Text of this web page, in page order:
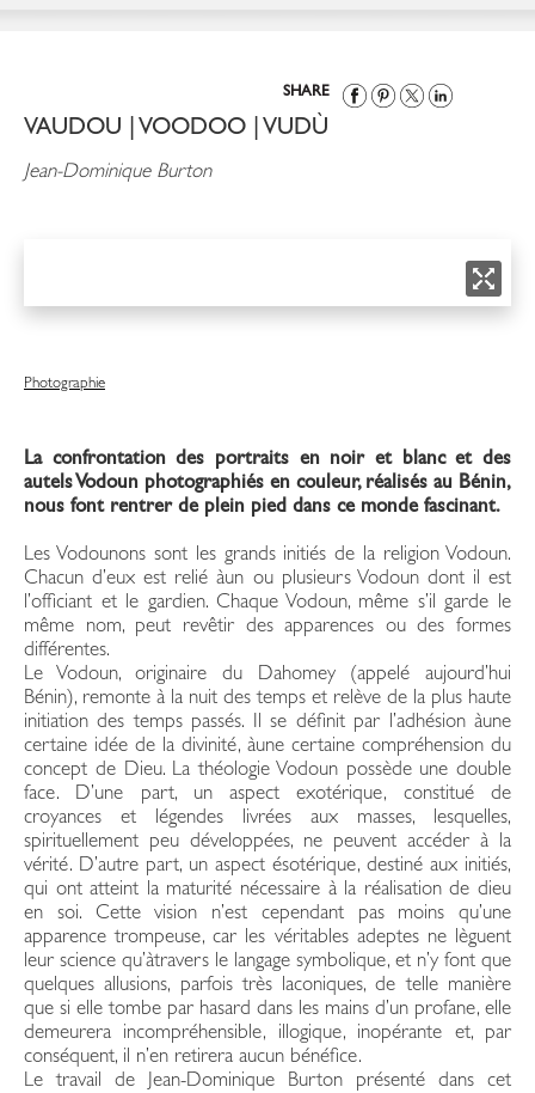
SHARE
VAUDOU | VOODOO | VUDÙ
Jean-Dominique Burton
Photographie
La confrontation des portraits en noir et blanc et des
autels Vodoun photographiés en couleur, réalisés au Bénin,
nous font rentrer de plein pied dans ce monde fascinant.
Les Vodounons sont les grands initiés de la religion Vodoun.
Chacun d’eux est relié àun ou plusieurs Vodoun dont il est
l’officiant et le gardien. Chaque Vodoun, même s’il garde le
même nom, peut revêtir des apparences ou des formes
différentes.
Le Vodoun, originaire du Dahomey (appelé aujourd’hui
Bénin), remonte à la nuit des temps et relève de la plus haute
initiation des temps passés. Il se définit par l’adhésion àune
certaine idée de la divinité, àune certaine compréhension du
concept de Dieu. La théologie Vodoun possède une double
face. D’une part, un aspect exotérique, constitué de
croyances et légendes livrées aux masses, lesquelles,
spirituellement peu développées, ne peuvent accéder à la
vérité. D’autre part, un aspect ésotérique, destiné aux initiés,
qui ont atteint la maturité nécessaire à la réalisation de dieu
en soi. Cette vision n’est cependant pas moins qu’une
apparence trompeuse, car les véritables adeptes ne lèguent
leur science qu’àtravers le langage symbolique, et n’y font que
quelques allusions, parfois très laconiques, de telle manière
que si elle tombe par hasard dans les mains d’un profane, elle
demeurera incompréhensible, illogique, inopérante et, par
conséquent, il n’en retirera aucun bénéfice.
Le travail de Jean-Dominique Burton présenté dans cet